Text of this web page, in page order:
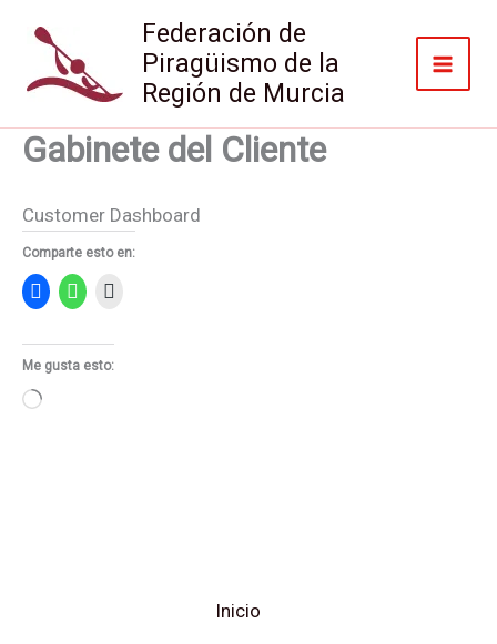
contenido
Federación de
Piragüismo de la
Región de Murcia
Gabinete del Cliente
Customer Dashboard
Comparte esto en:
Me gusta esto:
Cargando...
Inicio